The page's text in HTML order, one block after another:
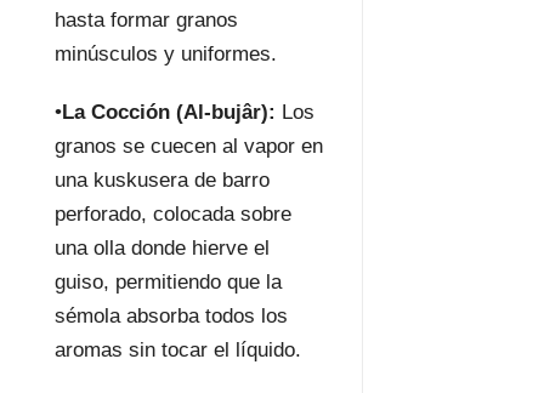
hasta formar granos
minúsculos y uniformes.
•La Cocción (Al-bujâr): Los
granos se cuecen al vapor en
una kuskusera de barro
perforado, colocada sobre
una olla donde hierve el
guiso, permitiendo que la
sémola absorba todos los
aromas sin tocar el líquido.